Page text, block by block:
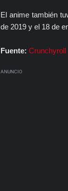
El anime también
de 2019 y el 18 de
Fuente: Crunchyroll
ANUNCIO